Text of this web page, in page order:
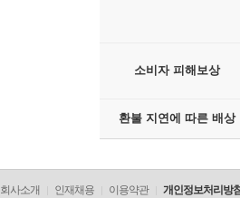
소비자 피해보상
환불 지연에 따른 배상
회사소개 인재채용 이용약관 개인정보처리방